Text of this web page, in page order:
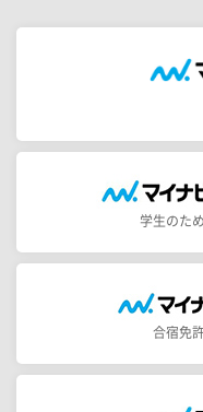
学生のた
合宿免